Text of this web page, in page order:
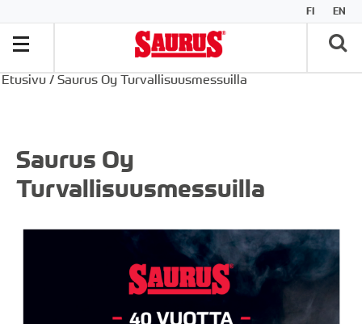
FI EN
Etusivu / Saurus Oy Turvallisuusmessuilla
Saurus Oy
Turvallisuusmessuilla